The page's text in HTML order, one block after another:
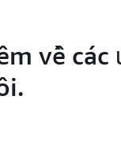
về các